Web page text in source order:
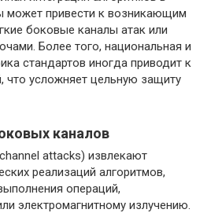
может привести к возникающим
боковые каналы атак или
Более того, национальная и
стандартов иногда приводит к
что усложняет цельную защиту
каналов
attacks) извлекают
реализаций алгоритмов,
операций,
электромагнитному излучению.